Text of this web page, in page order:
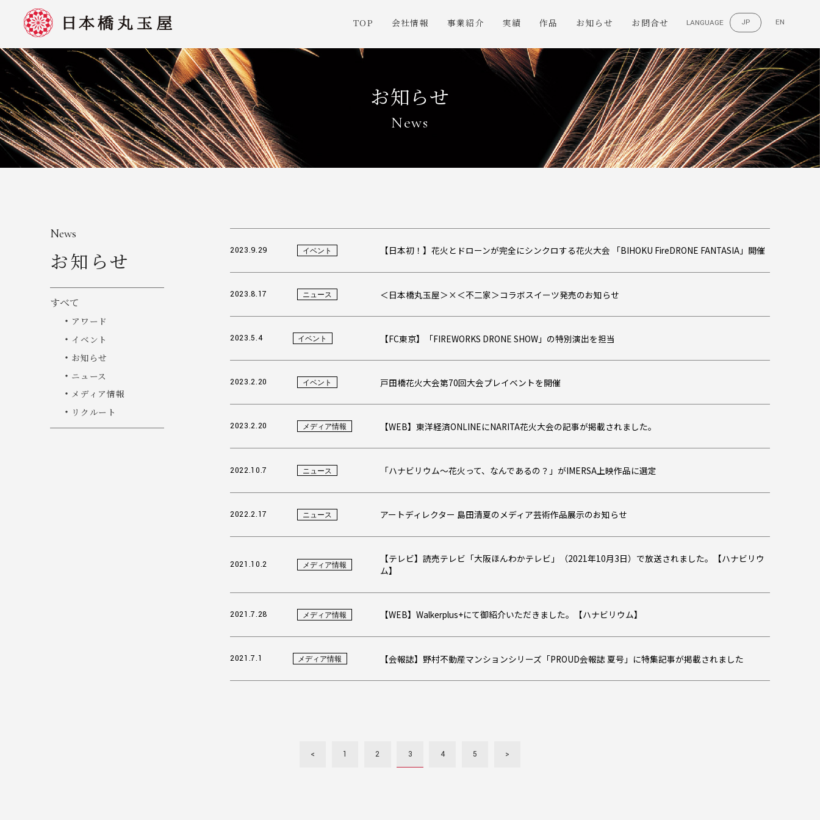
TOP 会社情報
会社概要
沿革
事業紹介
花火SHOW制作
実績 作品 お知らせ お問合せ LANGUAGE JP EN
お知らせ
News
News
お知らせ
すべて
アワード
イベント
お知らせ
ニュース
メディア情報
リクルート
2023.9.29 イベント 【日本初！】花火とドローンが完全にシンクロする花火大会 「BIHOKU FireDRONE FANTASIA」開催
2023.8.17 ニュース ＜日本橋丸玉屋＞×＜不二家＞コラボスイーツ発売のお知らせ
2023.5.4 イベント 【FC東京】「FIREWORKS DRONE SHOW」の特別演出を担当
2023.2.20 イベント 戸田橋花火大会第70回大会プレイベントを開催
2023.2.20 メディア情報 【WEB】東洋経済ONLINEにNARITA花火大会の記事が掲載されました。
2022.10.7 ニュース 「ハナビリウム～花火って、なんであるの？」がIMERSA上映作品に選定
2022.2.17 ニュース アートディレクター 島田清夏のメディア芸術作品展示のお知らせ
2021.10.2 メディア情報
【テレビ】読売テレビ「大阪ほんわかテレビ」（2021年10月3日）で放送されました。【ハナビリウ
ム】
2021.7.28 メディア情報 【WEB】Walkerplus+にて御紹介いただきました。【ハナビリウム】
2021.7.1 メディア情報 【会報誌】野村不動産マンションシリーズ「PROUD会報誌 夏号」に特集記事が掲載されました
< 1 2 3 4 5 >